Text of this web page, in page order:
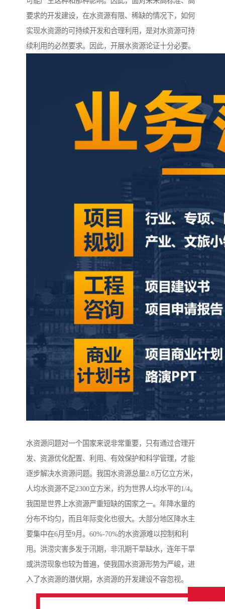
要求的开发建设，在水资源有限、稀缺的情况下，如何
实现水资源的可持续开发和合理利用，是对水资源可持
续利用的必然要求。因此，开展水资源论证十分必要。
水资源问题对一个国家来说非常重要，只有通过合理开
发、资源优化配置、利用、有效保护和科学管理，才能
逐步解决水资源问题。我国水资源总量2.8万亿立方米，
人均水资源不足2300立方米，约为世界人均水平的1/4。
我国是世界上水资源严重短缺的国家之一。年降水量的
分布不均匀，而且年际变化也很大。大部分地区降水主
要集中在6月至9月。60%-70%的水资源难以控制和利
用。洪涝灾害多发于汛期，非汛期干旱缺水，连年干旱
或洪涝现象也较为普遍，使我国水资源形势为严峻，进
入了水资源的潜伏期，水资源的开发建设不容忽视。